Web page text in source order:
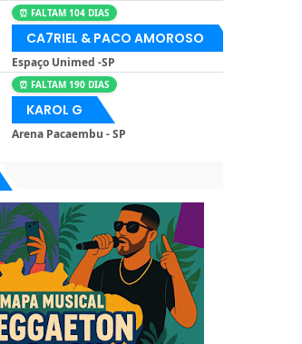
⏰ FALTAM 104 DIAS
CA7RIEL & PACO AMOROSO
Espaço Unimed -SP
⏰ FALTAM 190 DIAS
KAROL G
Arena Pacaembu - SP